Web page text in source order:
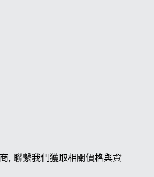
, 聯繫我們獲取相關價格與資